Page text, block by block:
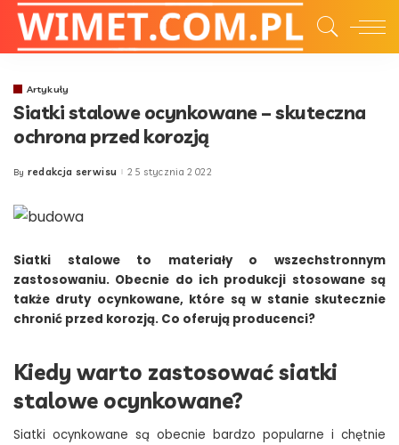
Artykuły
Siatki stalowe ocynkowane – skuteczna
ochrona przed korozją
Posted
By redakcja serwisu 25 stycznia 2022
Siatki stalowe to materiały o wszechstronnym
zastosowaniu. Obecnie do ich produkcji stosowane są
także druty ocynkowane, które są w stanie skutecznie
chronić przed korozją. Co oferują producenci?
Kiedy warto zastosować siatki
stalowe ocynkowane?
Siatki ocynkowane są obecnie bardzo popularne i chętnie